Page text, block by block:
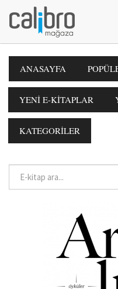
ANASAYFA
YENİ E-KİTAPLAR
KATEGORİLER